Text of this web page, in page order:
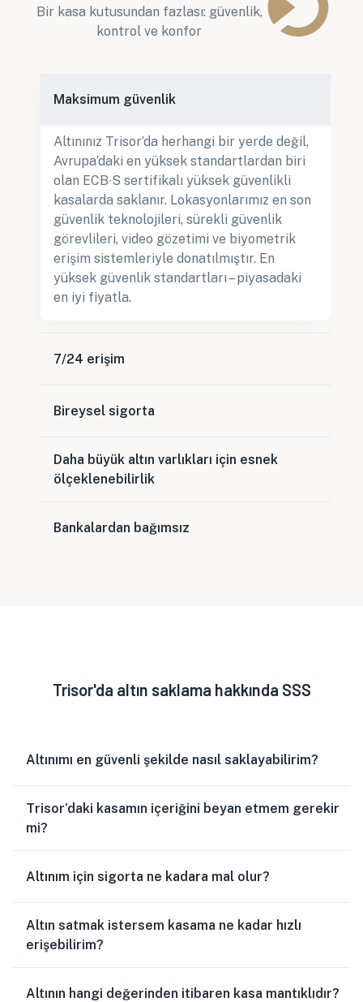
Bir kasa kutusundan fazlası: güvenlik,
kontrol ve konfor
Maksimum güvenlik
Altınınız Trisor’da herhangi bir yerde değil,
Avrupa’daki en yüksek standartlardan biri
olan ECB∙S sertifikalı yüksek güvenlikli
kasalarda saklanır. Lokasyonlarımız en son
güvenlik teknolojileri, sürekli güvenlik
görevlileri, video gözetimi ve biyometrik
erişim sistemleriyle donatılmıştır. En
yüksek güvenlik standartları – piyasadaki
en iyi fiyatla.
7/24 erişim
Bireysel sigorta
Daha büyük altın varlıkları için esnek
ölçeklenebilirlik
Bankalardan bağımsız
Trisor'da altın saklama hakkında SSS
Altınımı en güvenli şekilde nasıl saklayabilirim?
Trisor’daki kasamın içeriğini beyan etmem gerekir
mi?
Altınım için sigorta ne kadara mal olur?
Altın satmak istersem kasama ne kadar hızlı
erişebilirim?
Altının hangi değerinden itibaren kasa mantıklıdır?